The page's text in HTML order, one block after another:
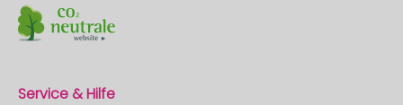
Service & Hilfe